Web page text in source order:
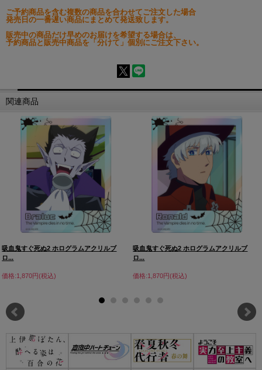
ご予約商品を含む複数の商品を合わせてご注文した場合
発売日の一番遅い商品にまとめて発送致します。
販売中の商品だけ早めのお届けを希望する場合は、
予約商品と販売中商品を「分けて」個別にご注文下さい。
関連商品
吸血鬼すぐ死ぬ2 ホログラムアクリルブ
ロ...
価格:1,870円(税込)
吸血鬼すぐ死ぬ2 ホログラムアクリルブ
ロ...
価格:1,870円(税込)